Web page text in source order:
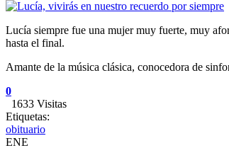
Lucía siempre fue una mujer muy fuerte, muy
hasta el final.
Amante de la música clásica, conocedora de
0
1633 Visitas
Etiquetas:
obituario
ENE